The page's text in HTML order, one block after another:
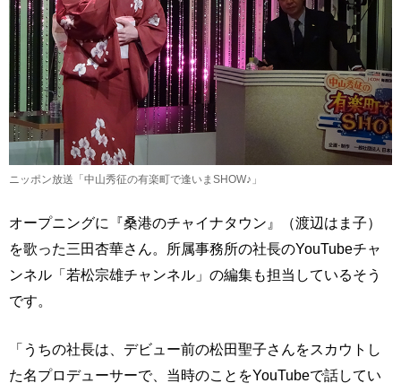
ニッポン放送「中山秀征の有楽町で逢いまSHOW♪」
オープニングに『桑港のチャイナタウン』（渡辺はま子）
を歌った三田杏華さん。所属事務所の社長のYouTubeチャ
ンネル「若松宗雄チャンネル」の編集も担当しているそう
です。
「うちの社長は、デビュー前の松田聖子さんをスカウトし
た名プロデューサーで、当時のことをYouTubeで話してい